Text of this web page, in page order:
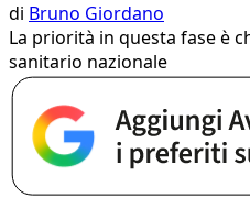
di Bruno Giordano
La priorità in questa fase è
sanitario nazionale